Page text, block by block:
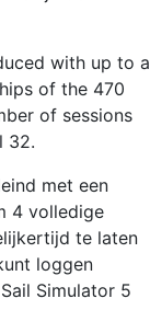
with up to a
of the 470
of sessions
32.
met een
4 volledige
te laten
loggen
Simulator 5